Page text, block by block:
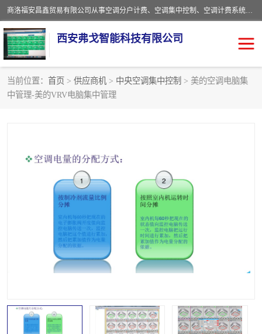
商洛福安昌鑫贸易有限公司从事空调分户计费、空调集中控制、空调计费系统、空调远程控制、中央空调分户计费、中央空调集中控制等产品的销售与安装。。语音控制，解放双手，让用户畅享安全、健康、便利、舒适、节能、愉悦的物联网智慧生活，我们竭诚为您提供住宅、别墅、公寓的智能家居化、智能办公化，智能酒店的解决方案。
西安弗戈智能科技有限公司
当前位置： 首页 > 供应商机 > 中央空调集中控制 > 美的空调电脑集
中管理-美的VRV电脑集中管理
中央空调集中控制
空调计费系统
中央空调计费系统 空调分户计费系统